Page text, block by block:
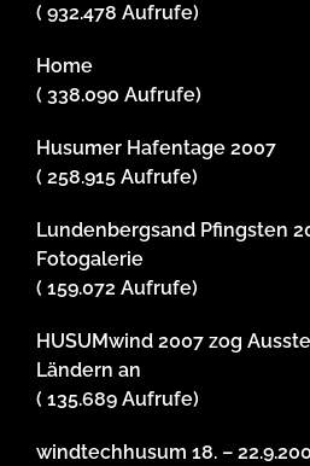
( 932.478 Aufrufe)
Home
( 338.090 Aufrufe)
Husumer Hafentage 2007
( 258.915 Aufrufe)
Lundenbergsand Pfingsten
Fotogalerie
( 159.072 Aufrufe)
HUSUMwind 2007 zog
Ländern an
( 135.689 Aufrufe)
windtechhusum 18. –